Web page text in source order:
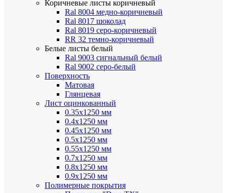
Коричневые листы коричневый
Ral 8004 медно-коричневый
Ral 8017 шоколад
Ral 8019 серо-коричневый
RR 32 темно-коричневый
Белые листы белый
Ral 9003 сигнальный белый
Ral 9002 серо-белый
Поверхность
Матовая
Глянцевая
Лист оцинкованный
0.35х1250 мм
0.4х1250 мм
0.45х1250 мм
0.5х1250 мм
0.55х1250 мм
0.7х1250 мм
0.8х1250 мм
0.9х1250 мм
Полимерные покрытия